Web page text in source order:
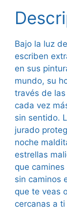
Bajo la luz
escriben
en sus
mundo, su
través de
cada vez
sin sentido.
jurado
noche
estrellas
que
sin caminos
que te veas
cercanas a